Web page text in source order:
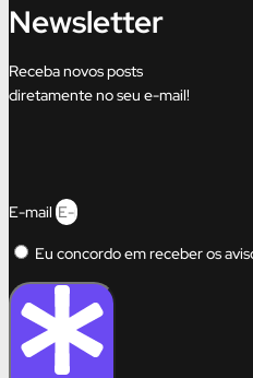
Newsletter
Receba novos posts
diretamente no seu e-mail!
E-mail
Eu concordo em receber os